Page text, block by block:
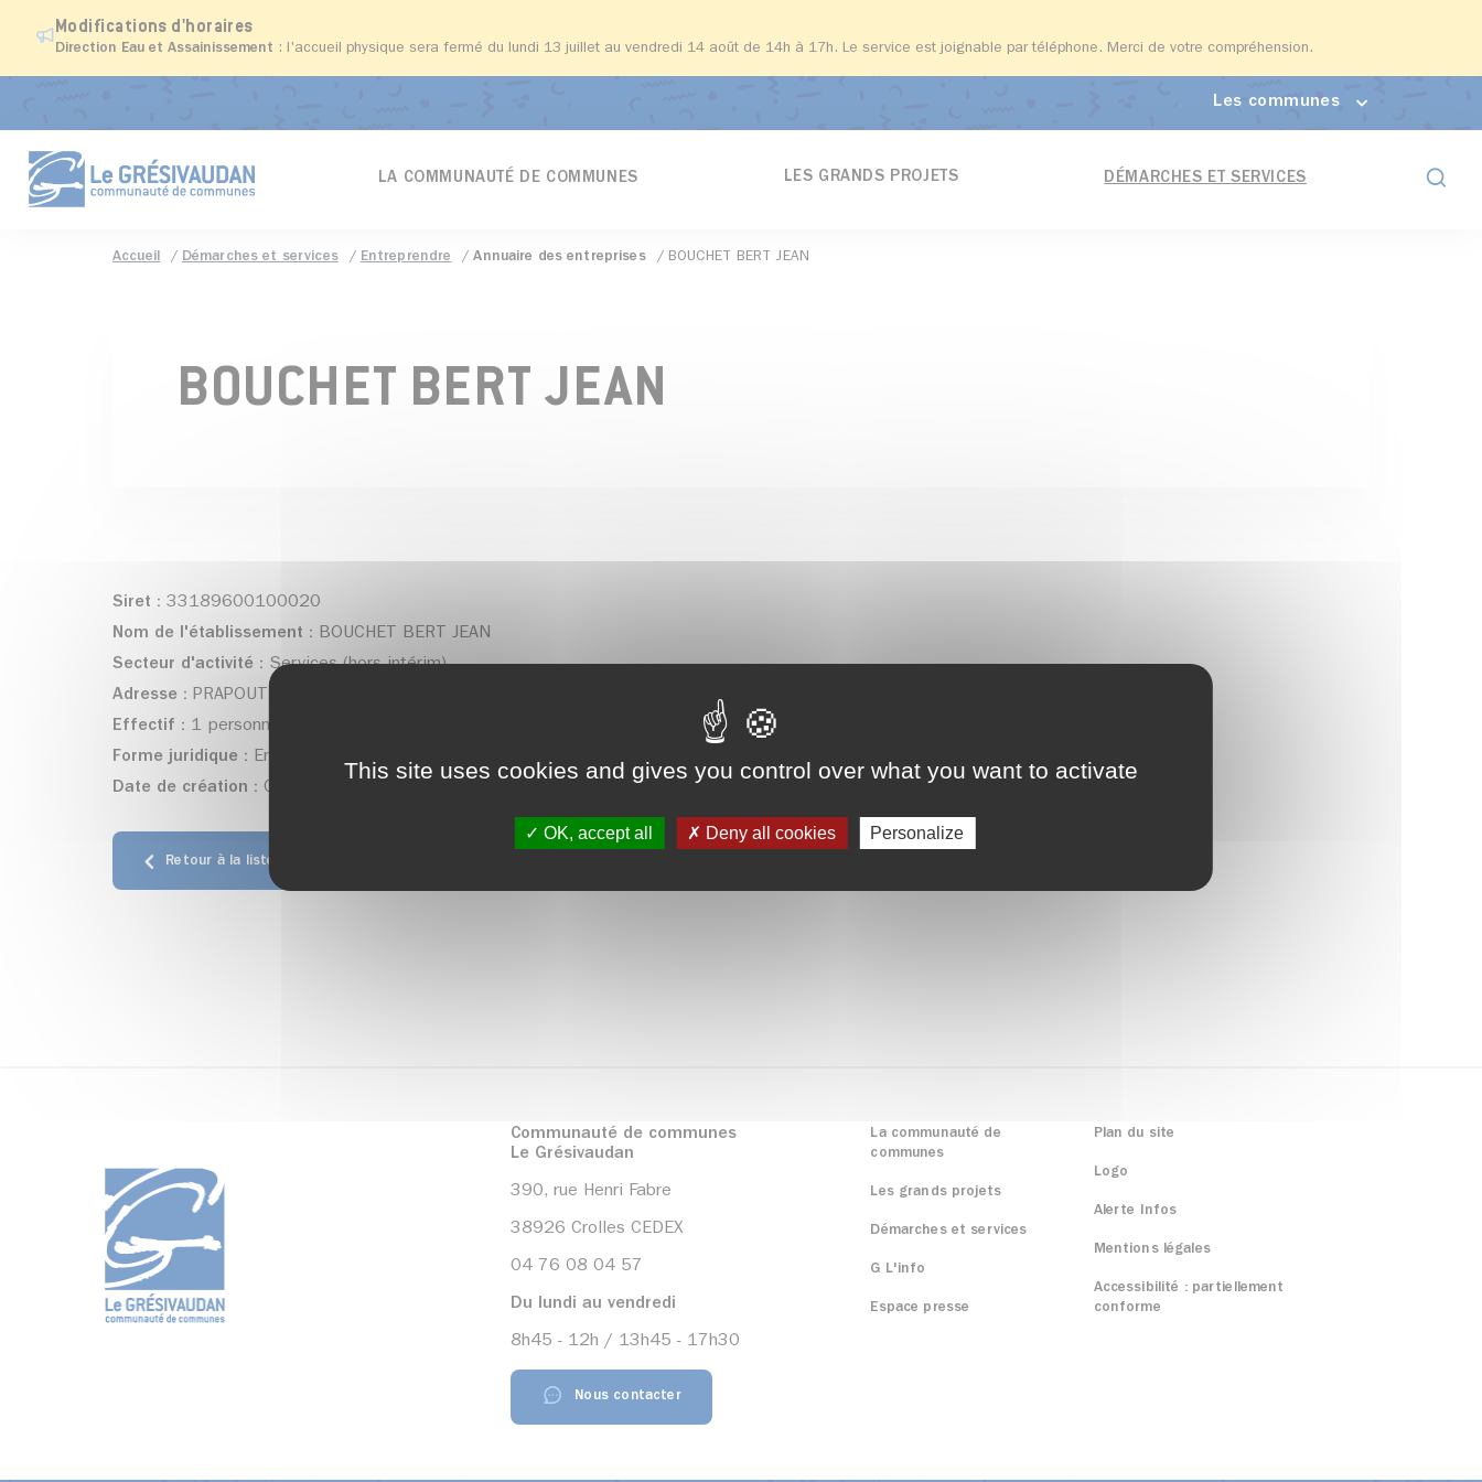
This site uses cookies and gives you control over what you want to activate
OK, accept all Deny all cookies Personalize
Modifications d'horaires
Direction Eau et Assainissement : l'accueil physique sera fermé du lundi 13 juillet au vendredi 14 août de 14h à 17h. Le service est joignable par téléphone. Merci de votre compréhension.
Les communes
LA COMMUNAUTÉ DE COMMUNES LES GRANDS PROJETS DÉMARCHES ET SERVICES
Accueil Démarches et services Entreprendre Annuaire des entreprises BOUCHET BERT JEAN
BOUCHET BERT JEAN
Siret : 33189600100020
Nom de l'établissement : BOUCHET BERT JEAN
Secteur d'activité : Services (hors intérim)
Adresse : PRAPOUTEL LES SEPT LAUX - Les Adrets
Effectif : 1 personne(s)
Forme juridique : Entrepreneur individuel
Date de création : 01/01/1999
Retour à la liste
Communauté de communes
Le Grésivaudan
390, rue Henri Fabre
38926 Crolles CEDEX
04 76 08 04 57
Du lundi au vendredi
8h45 - 12h / 13h45 - 17h30
Nous contacter
La communauté de
communes
Les grands projets
Démarches et services
G L'info
Espace presse
Plan du site
Logo
Alerte Infos
Mentions légales
Accessibilité : partiellement
conforme